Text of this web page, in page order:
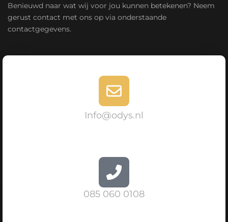
Benieuwd naar wat wij voor jou kunnen betekenen? Neem
gerust contact met ons op via onderstaande
contactgegevens.
Info@odys.nl
085 060 0108